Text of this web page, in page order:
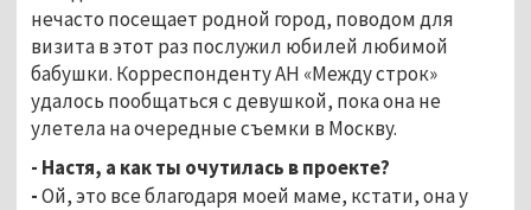
нечасто посещает родной город, поводом для
визита в этот раз послужил юбилей любимой
бабушки. Корреспонденту АН «Между строк»
удалось пообщаться с девушкой, пока она не
улетела на очередные съемки в Москву.
- Настя, а как ты очутилась в проекте?
-Ой, это все благодаря моей маме, кстати, она у